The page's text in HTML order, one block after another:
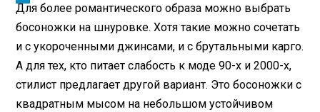
Для более романтического образа можно выбрать
босоножки на шнуровке. Хотя такие можно сочетать
и с укороченными джинсами, и с брутальными карго.
А для тех, кто питает слабость к моде 90-х и 2000-х,
стилист предлагает другой вариант. Это босоножки с
квадратным мысом на небольшом устойчивом